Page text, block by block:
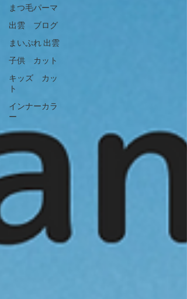
まつ毛パーマ
出雲 ブログ
まいぷれ 出雲
子供 カット
キッズ カッ
ト
インナーカラ
ー